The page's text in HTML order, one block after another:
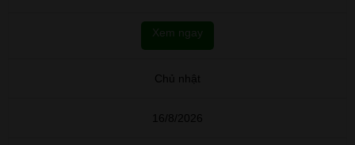
Xem ngay
Chủ nhật
16/8/2026